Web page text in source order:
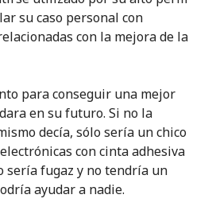
su caso personal con
con la mejora de la
para conseguir una mejor
en su futuro. Si no la
decía, sólo sería un chico
con cinta adhesiva
sería fugaz y no tendría un
ayudar a nadie.